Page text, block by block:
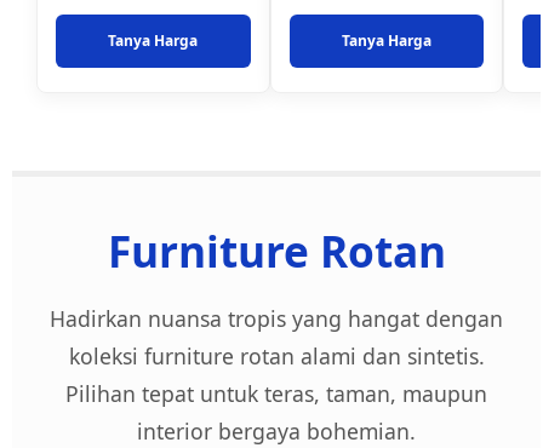
Tanya Harga Tanya Harga
Furniture Rotan
Hadirkan nuansa tropis yang hangat dengan
koleksi furniture rotan alami dan sintetis.
Pilihan tepat untuk teras, taman, maupun
interior bergaya bohemian.